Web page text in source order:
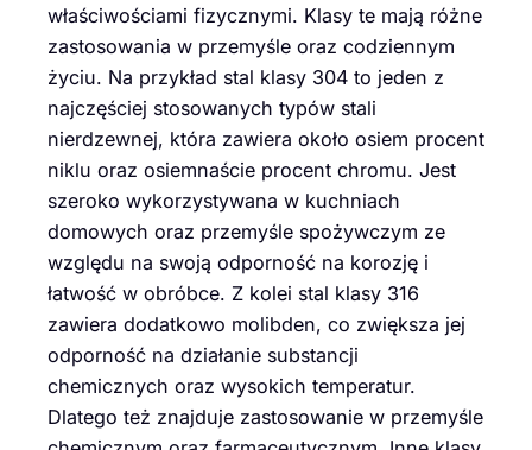
właściwościami fizycznymi. Klasy te mają różne
zastosowania w przemyśle oraz codziennym
życiu. Na przykład stal klasy 304 to jeden z
najczęściej stosowanych typów stali
nierdzewnej, która zawiera około osiem procent
niklu oraz osiemnaście procent chromu. Jest
szeroko wykorzystywana w kuchniach
domowych oraz przemyśle spożywczym ze
względu na swoją odporność na korozję i
łatwość w obróbce. Z kolei stal klasy 316
zawiera dodatkowo molibden, co zwiększa jej
odporność na działanie substancji
chemicznych oraz wysokich temperatur.
Dlatego też znajduje zastosowanie w przemyśle